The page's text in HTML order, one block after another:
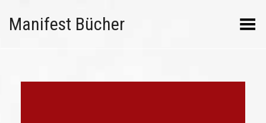
Manifest Bücher Menü umschalten